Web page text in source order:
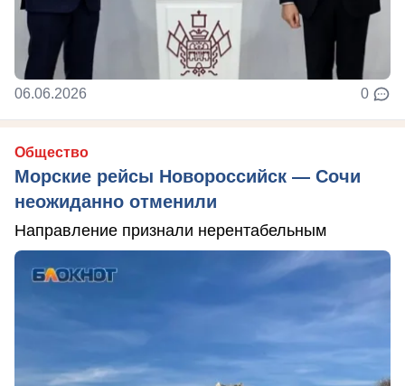
06.06.2026 0
Общество
Морские рейсы Новороссийск — Сочи
неожиданно отменили
Направление признали нерентабельным